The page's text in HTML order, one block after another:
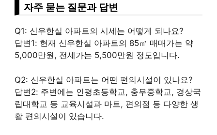
자주 묻는 질문과 답변
Q1: 신우한실 아파트의 시세는 어떻게 되나요?
답변1: 현재 신우한실 아파트의 85㎡ 매매가는 약
5,000만원, 전세가는 5,500만원 정도입니다.
Q2: 신우한실 아파트는 어떤 편의시설이 있나요?
답변2: 주변에는 인평초등학교, 충무중학교, 경상국
립대학교 등 교육시설과 마트, 편의점 등 다양한 생
활 편의시설이 있습니다.